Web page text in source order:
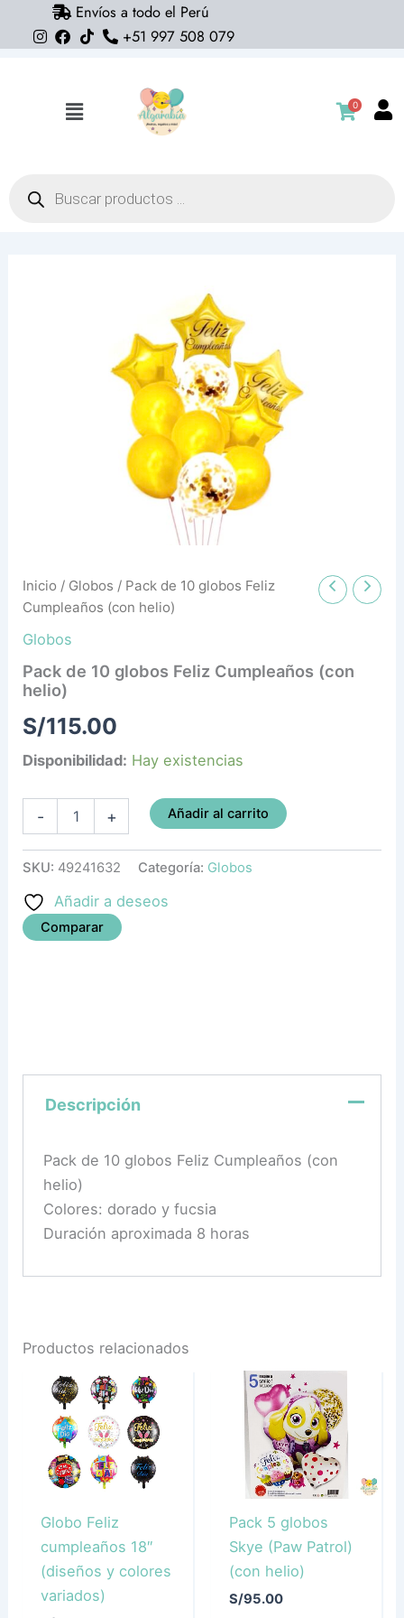
Envíos a todo el Perú
+51 997 508 079
Flyout
0
productos
Inicio / Globos / Pack de 10 globos Feliz
Cumpleaños (con helio)
Globos
Pack de 10 globos Feliz Cumpleaños (con
helio)
S/115.00
Disponibilidad: Hay existencias
- + Añadir al carrito
SKU: 49241632 Categoría: Globos
Añadir a deseos
Comparar
Descripción
Pack de 10 globos Feliz Cumpleaños (con
helio)
Colores: dorado y fucsia
Duración aproximada 8 horas
Productos relacionados
Globo Feliz
cumpleaños 18″
(diseños y colores
variados)
Pack 5 globos
Skye (Paw Patrol)
(con helio)
S/95.00